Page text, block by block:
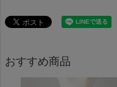
おすすめ商品